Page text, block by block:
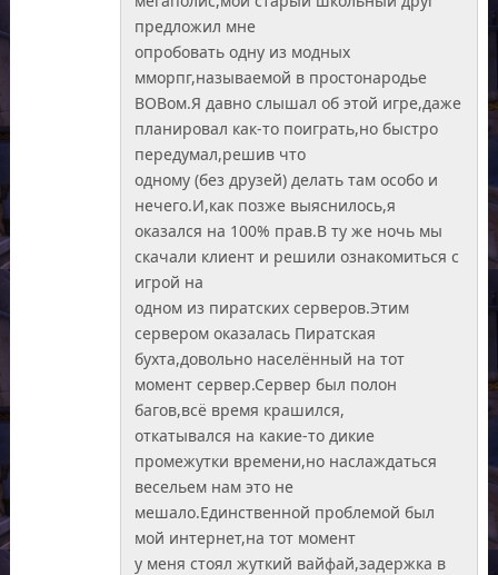
предложил мне
опробовать одну из модных
мморпг,называемой в простонародье
ВОВом.Я давно слышал об этой игре,даже
планировал как-то поиграть,но быстро
передумал,решив что
одному (без друзей) делать там особо и
нечего.И,как позже выяснилось,я
оказался на 100% прав.В ту же ночь мы
скачали клиент и решили ознакомиться с
игрой на
одном из пиратских серверов.Этим
сервером оказалась Пиратская
бухта,довольно населённый на тот
момент сервер.Сервер был полон
багов,всё время крашился,
откатывался на какие-то дикие
промежутки времени,но наслаждаться
весельем нам это не
мешало.Единственной проблемой был
мой интернет,на тот момент
у меня стоял жуткий вайфай,задержка в